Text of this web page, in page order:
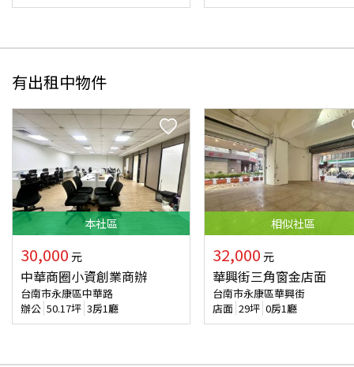
有出租中物件
本社區
30,000 元
中華商圈小資創業商辦
台南市永康區中華路
辦公 50.17坪 3房1廳
相似社區
32,000 元
華興街三角窗金店面
台南市永康區華興街
店面 29坪 0房1廳